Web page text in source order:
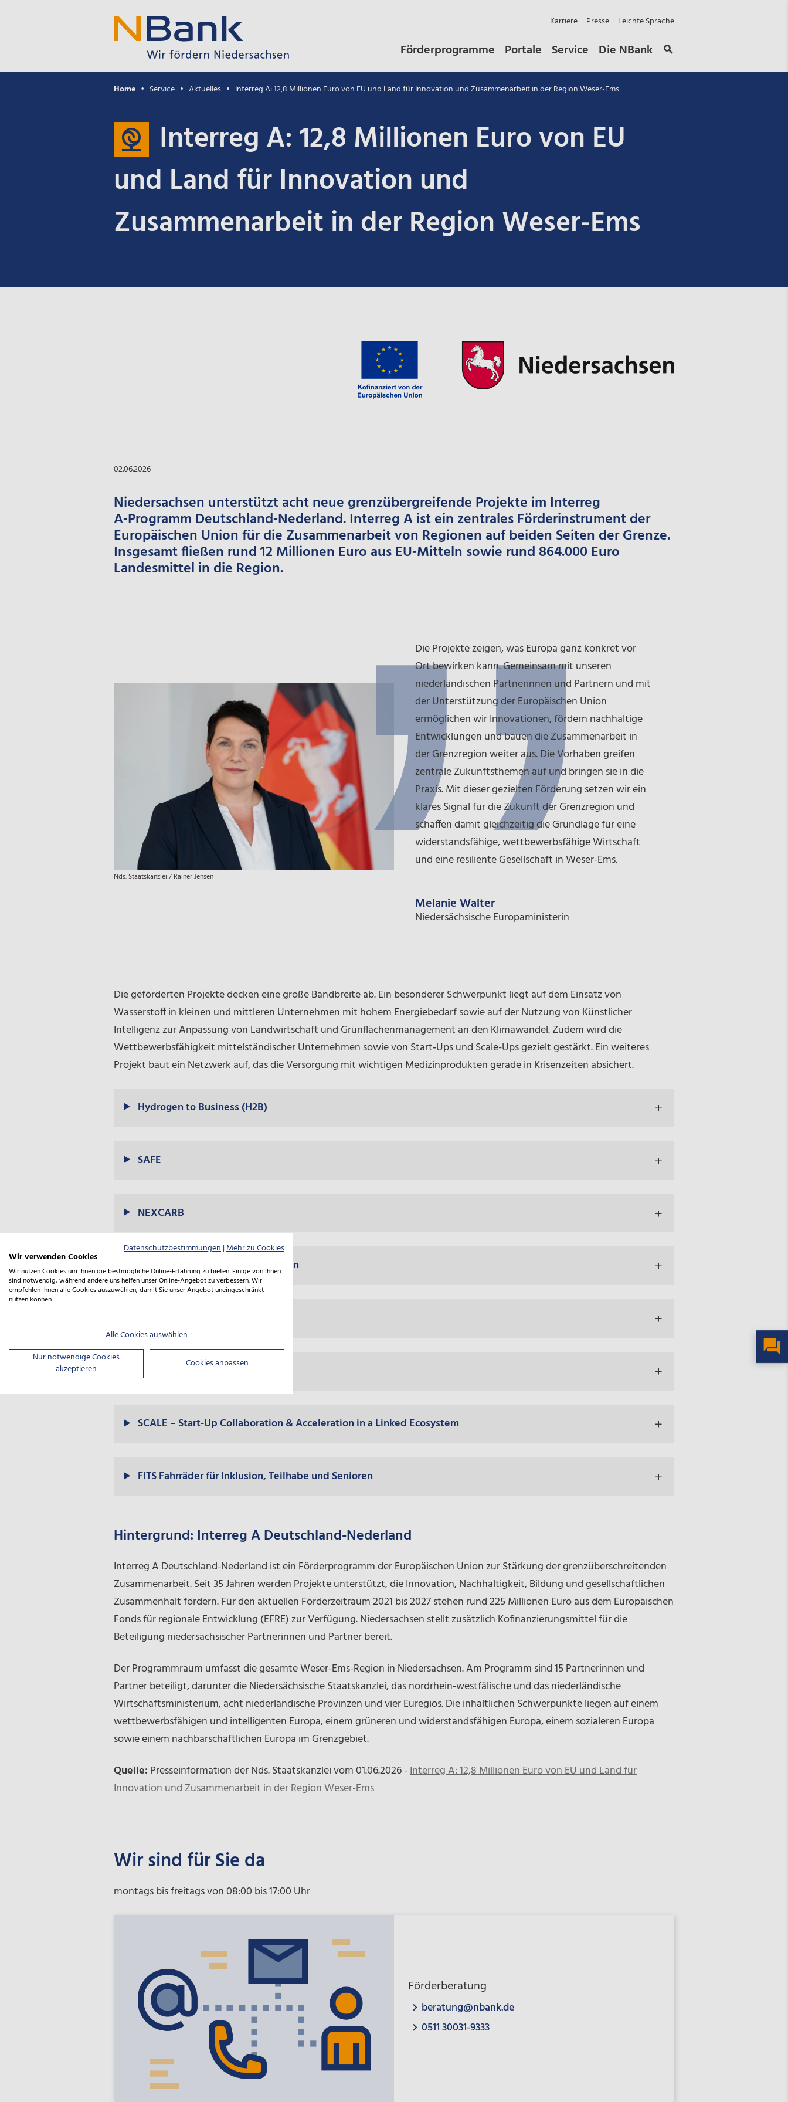
Karriere Presse Leichte Sprache
Förderprogramme Portale Service Die NBank
Home Service Aktuelles Interreg A: 12,8 Millionen Euro von EU und Land für Innovation und Zusammenarbeit in der Region Weser-Ems
Interreg A: 12,8 Millionen Euro von EU
und Land für Innovation und
Zusammenarbeit in der Region Weser-Ems
02.06.2026
Niedersachsen unterstützt acht neue grenzübergreifende Projekte im Interreg
A‑Programm Deutschland‑Nederland. Interreg A ist ein zentrales Förderinstrument der
Europäischen Union für die Zusammenarbeit von Regionen auf beiden Seiten der Grenze.
Insgesamt fließen rund 12 Millionen Euro aus EU‑Mitteln sowie rund 864.000 Euro
Landesmittel in die Region.
Nds. Staatskanzlei / Rainer Jensen
Die Projekte zeigen, was Europa ganz konkret vor
Ort bewirken kann. Gemeinsam mit unseren
niederländischen Partnerinnen und Partnern und mit
der Unterstützung der Europäischen Union
ermöglichen wir Innovationen, fördern nachhaltige
Entwicklungen und bauen die Zusammenarbeit in
der Grenzregion weiter aus. Die Vorhaben greifen
zentrale Zukunftsthemen auf und bringen sie in die
Praxis. Mit dieser gezielten Förderung setzen wir ein
klares Signal für die Zukunft der Grenzregion und
schaffen damit gleichzeitig die Grundlage für eine
widerstandsfähige, wettbewerbsfähige Wirtschaft
und eine resiliente Gesellschaft in Weser-Ems.
Melanie Walter
Niedersächsische Europaministerin
Die geförderten Projekte decken eine große Bandbreite ab. Ein besonderer Schwerpunkt liegt auf dem Einsatz von
Wasserstoff in kleinen und mittleren Unternehmen mit hohem Energiebedarf sowie auf der Nutzung von Künstlicher
Intelligenz zur Anpassung von Landwirtschaft und Grünflächenmanagement an den Klimawandel. Zudem wird die
Wettbewerbsfähigkeit mittelständischer Unternehmen sowie von Start‑Ups und Scale-Ups gezielt gestärkt. Ein weiteres
Projekt baut ein Netzwerk auf, das die Versorgung mit wichtigen Medizinprodukten gerade in Krisenzeiten absichert.
Hydrogen to Business (H2B)
SAFE
NEXCARB
Stedelijk Groen – Städtisches Grün
ResilientIS
SCALE – Start-Up Collaboration & Acceleration in a Linked Ecosystem
FITS Fahrräder für Inklusion, Teilhabe und Senioren
Hintergrund: Interreg A Deutschland-Nederland
Interreg A Deutschland-Nederland ist ein Förderprogramm der Europäischen Union zur Stärkung der grenzüberschreitenden
Zusammenarbeit. Seit 35 Jahren werden Projekte unterstützt, die Innovation, Nachhaltigkeit, Bildung und gesellschaftlichen
Zusammenhalt fördern. Für den aktuellen Förderzeitraum 2021 bis 2027 stehen rund 225 Millionen Euro aus dem Europäischen
Fonds für regionale Entwicklung (EFRE) zur Verfügung. Niedersachsen stellt zusätzlich Kofinanzierungsmittel für die
Beteiligung niedersächsischer Partnerinnen und Partner bereit.
Der Programmraum umfasst die gesamte Weser-Ems-Region in Niedersachsen. Am Programm sind 15 Partnerinnen und
Partner beteiligt, darunter die Niedersächsische Staatskanzlei, das nordrhein-westfälische und das niederländische
Wirtschaftsministerium, acht niederländische Provinzen und vier Euregios. Die inhaltlichen Schwerpunkte liegen auf einem
wettbewerbsfähigen und intelligenten Europa, einem grüneren und widerstandsfähigen Europa, einem sozialeren Europa
sowie einem nachbarschaftlichen Europa im Grenzgebiet.
Quelle: Presseinformation der Nds. Staatskanzlei vom 01.06.2026 -Interreg A: 12,8 Millionen Euro von EU und Land für
Innovation und Zusammenarbeit in der Region Weser-Ems
Wir sind für Sie da
montags bis freitags von 08:00 bis 17:00 Uhr
Förderberatung
beratung@nbank.de
0511 30031-9333
Datenschutzbestimmungen|Mehr zu Cookies
Wir verwenden Cookies
Wir nutzen Cookies um Ihnen die bestmögliche Online-Erfahrung zu bieten. Einige von ihnen
sind notwendig, während andere uns helfen unser Online-Angebot zu verbessern. Wir
empfehlen Ihnen alle Cookies auszuwählen, damit Sie unser Angebot uneingeschränkt
nutzen können.
Alle Cookies auswählen
Nur notwendige Cookies
akzeptieren
Cookies anpassen